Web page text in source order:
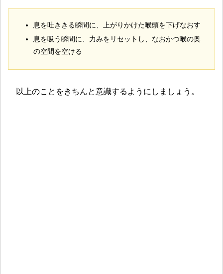
息を吐ききる瞬間に、上がりかけた喉頭を下げなおす
息を吸う瞬間に、力みをリセットし、なおかつ喉の奥
の空間を空ける
以上のことをきちんと意識するようにしましょう。